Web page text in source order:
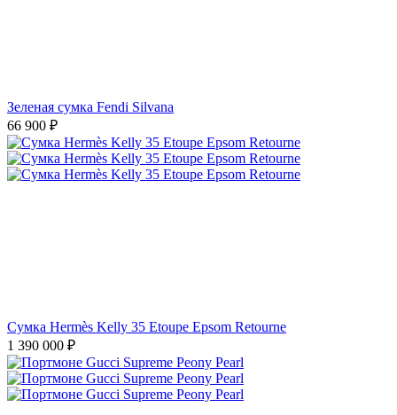
Зеленая сумка Fendi Silvana
66 900 ₽
Сумка Hermès Kelly 35 Etoupe Epsom Retourne
1 390 000 ₽